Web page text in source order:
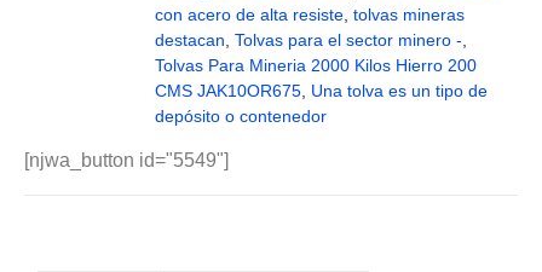
con acero de alta resiste tolvas mineras
destacan Tolvas para el sector minero -
Tolvas Para Mineria 2000 Kilos Hierro 200
CMS JAK10OR675 Una tolva es un tipo de
depósito o contenedor
[njwa_button id="5549"]